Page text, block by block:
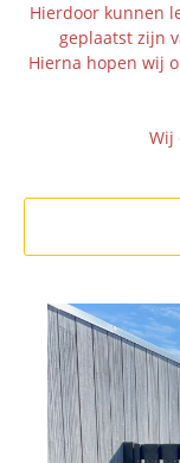
Hierdoor kunnen
geplaatst zijn
Hierna hopen wij
Wij